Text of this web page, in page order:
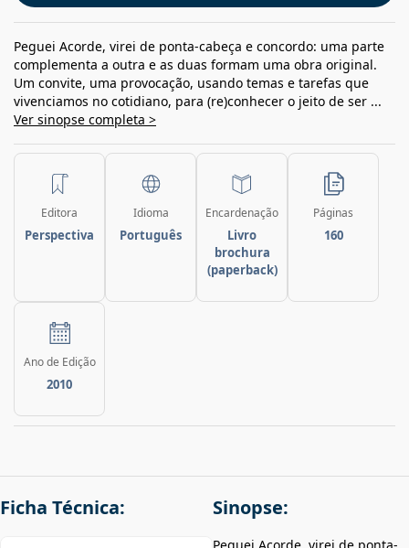
Peguei Acorde, virei de ponta-cabeça e concordo: uma parte
complementa a outra e as duas formam uma obra original.
Um convite, uma provocação, usando temas e tarefas que
vivenciamos no cotidiano, para (re)conhecer o jeito de ser ...
Ver sinopse completa >
Editora
Perspectiva
Idioma
Português
Encardenação
Livro
brochura
(paperback)
Páginas
160
Ano de Edição
2010
Ficha Técnica: Sinopse: